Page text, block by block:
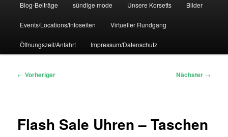
Blog-Beiträge sündige mode Unsere Korsetts Bilder
Events/Locations/Infoseiten Virtueller Rundgang
Öffnungszeit/Anfahrt Impressum/Datenschutz
Beitragsnavigation
← Vorheriger Nächster →
Flash Sale Uhren – Taschen